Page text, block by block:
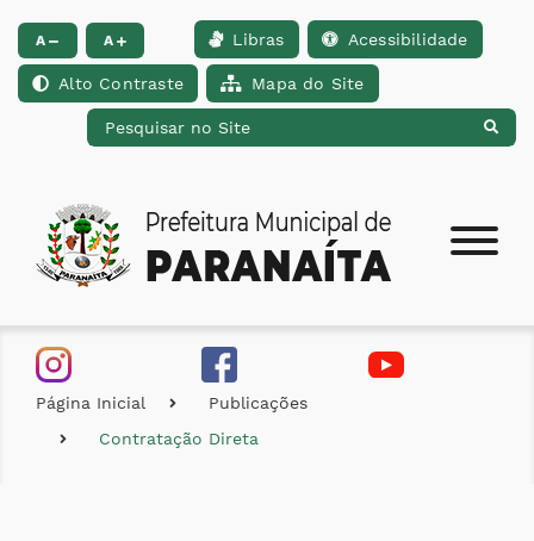
Ir para o conteúdo [alt+1] Ir para o menu [alt+2] Ir para a busca
A A Libras Acessibilidade
Alto Contraste Mapa do Site
Página Inicial
Publicações
Contratação Direta